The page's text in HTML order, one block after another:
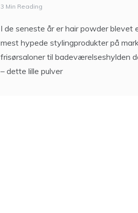
3 Min Reading
I de seneste år er hair powder blevet
mest hypede stylingprodukter på
frisørsaloner til badeværelseshylden
– dette lille pulver